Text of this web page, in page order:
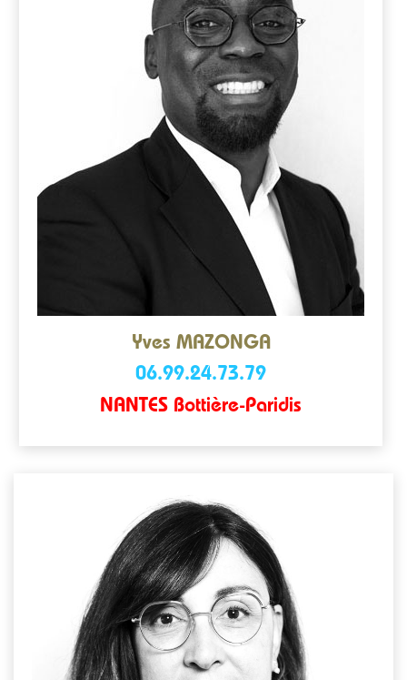
Yves MAZONGA
06.99.24.73.79
NANTES Bottière-Paridis